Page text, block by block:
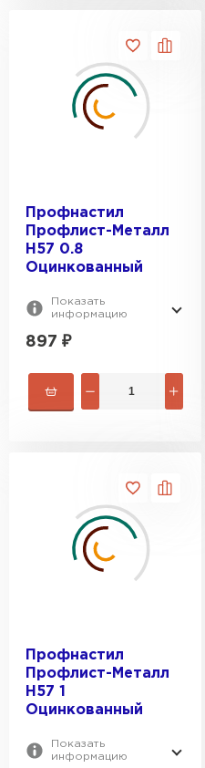
Профнастил
Профлист-Металл
H57 0.8
Оцинкованный
Показать
информацию
897 ₽
Профнастил
Профлист-Металл
H57 1
Оцинкованный
Показать
информацию